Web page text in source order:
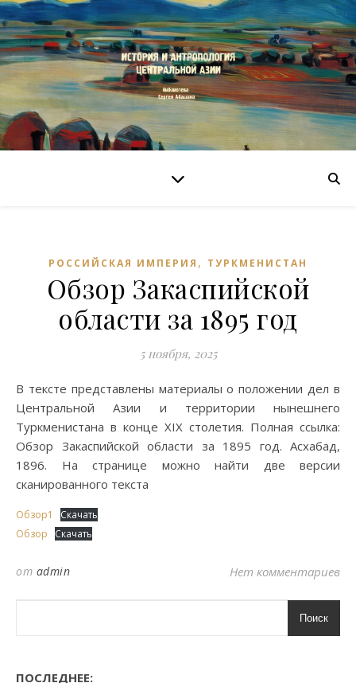
РОССИЙСКАЯ ИМПЕРИЯ , ТУРКМЕНИСТАН
Обзор Закаспийской
области за 1895 год
5 ноября, 2025
В тексте представлены материалы о положении дел в
Центральной Азии и территории нынешнего
Туркменистана в конце XIX столетия. Полная ссылка:
Обзор Закаспийской области за 1895 год. Асхабад,
1896. На странице можно найти две версии
сканированного текста
Обзор1
Скачать
Обзор
Скачать
от admin Нет комментариев
Поиск
ПОСЛЕДНЕЕ: